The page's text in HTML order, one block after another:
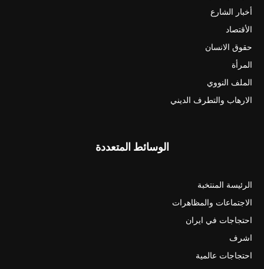
أخبار الشارع
الأقتصاد
حقوق الانسان
المرأة
الملف النووي
الارهاب والتطرف الديني
الوسائط المتعددة
الرئيسة المنتخبة
الاجتماعات والمظاهرات
احتجاجات في ايران
اشرف
احتجاجات عالمية